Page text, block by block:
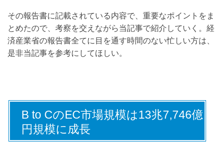
その報告書に記載されている内容で、重要なポイントをま
とめたので、考察を交えながら当記事で紹介していく。経
済産業省の報告書全てに目を通す時間のない忙しい方は、
是非当記事を参考にしてほしい。
B to CのEC市場規模は13兆7,746億
円規模に成長